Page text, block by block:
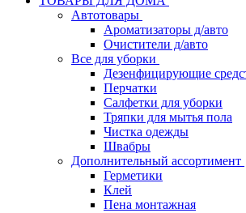
Автотовары
Ароматизаторы д/авто
Очистители д/авто
Все для уборки
Дезенфицирующие
Перчатки
Салфетки для уборки
Тряпки для мытья пола
Чистка одежды
Швабры
Дополнительный ассортимент
Герметики
Клей
Пена монтажная